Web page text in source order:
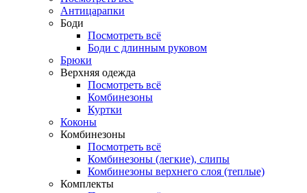
Антицарапки
Боди
Посмотреть всё
Боди с длинным руковом
Брюки
Верхняя одежда
Посмотреть всё
Комбинезоны
Куртки
Коконы
Комбинезоны
Посмотреть всё
Комбинезоны (легкие), слипы
Комбинезоны верхнего слоя (теплые)
Комплекты